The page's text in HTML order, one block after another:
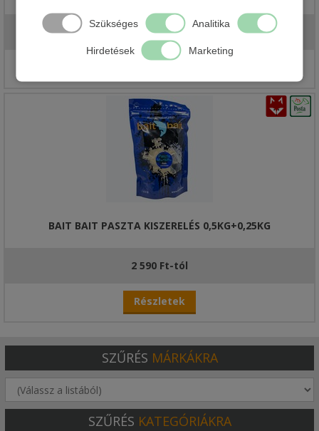
Szükséges Analitika
Hirdetések Marketing
1 690 Ft
BAIT BAIT PASZTA KISZERELÉS 0,5KG+0,25KG
2 590 Ft-tól
Részletek
SZŰRÉS MÁRKÁKRA
SZŰRÉS KATEGÓRIÁKRA